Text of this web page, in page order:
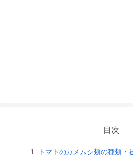
目次
トマトのカメムシ類の種類・